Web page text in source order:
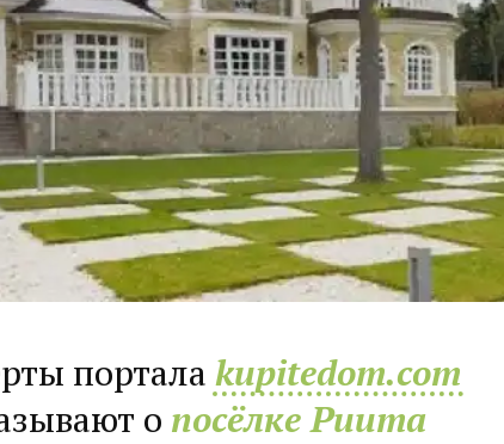
портала kupitedom.com
о посёлке Риита